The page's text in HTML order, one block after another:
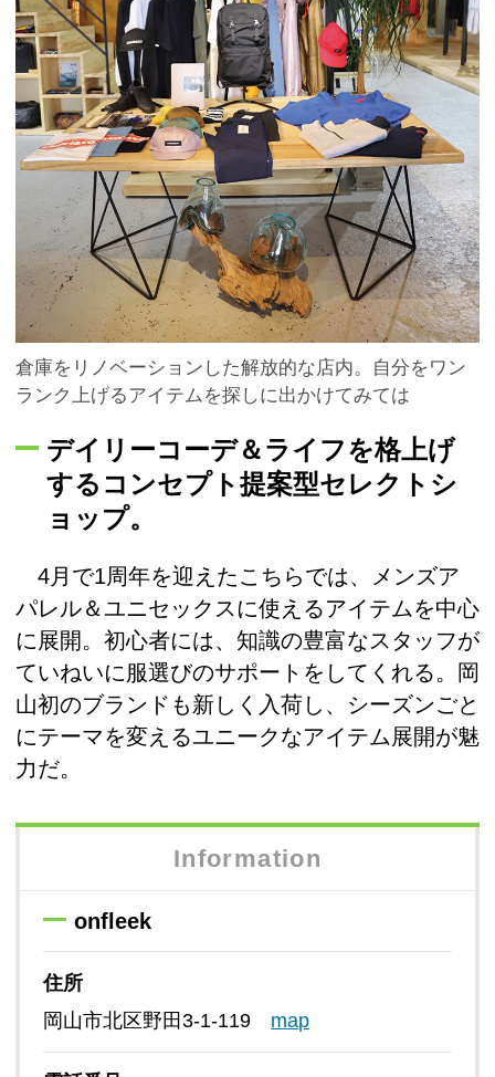
倉庫をリノベーションした解放的な店内。自分をワン
ランク上げるアイテムを探しに出かけてみては
デイリーコーデ＆ライフを格上げ
するコンセプト提案型セレクトシ
ョップ。
4月で1周年を迎えたこちらでは、メンズア
パレル＆ユニセックスに使えるアイテムを中心
に展開。初心者には、知識の豊富なスタッフが
ていねいに服選びのサポートをしてくれる。岡
山初のブランドも新しく入荷し、シーズンごと
にテーマを変えるユニークなアイテム展開が魅
力だ。
Information
onfleek
住所
岡山市北区野田3-1-119 map